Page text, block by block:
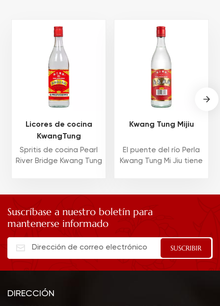
Licores de cocina
KwangTung
Spritis de cocina Pearl
River Bridge Kwang Tung
añadiendo una
sal refinada. Es
bastante bueno para
cocinar o marinar carne
y reducir los olores a
pescado del pescado y
sabores refrescantes a
Kwang Tung Mijiu
El puente del río Perla
Kwang Tung Mi Jiu tiene
de nostalgia. Kwang
del método tradicional
cerveza para la
fermentación y tiene
una ligera fragancia de
Suscríbase a nuestro boletín para
mantenerse informado
DIRECCIÓN